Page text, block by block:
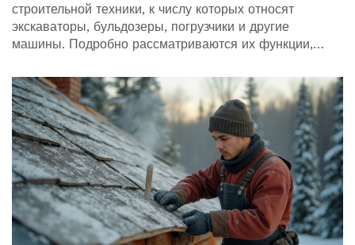
строительной техники, к числу которых относят
экскаваторы, бульдозеры, погрузчики и другие
машины. Подробно рассматриваются их функции,
советы по выбору и эксплуатации.